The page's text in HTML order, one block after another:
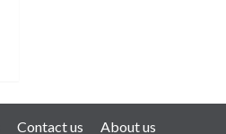
Contact us About us